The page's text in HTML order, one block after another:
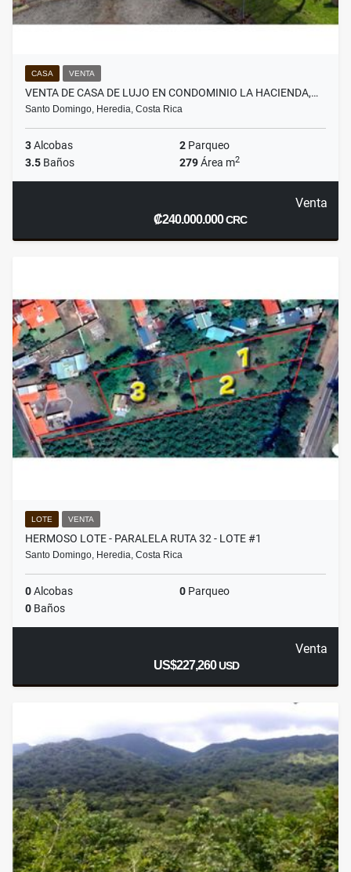
CASA VENTA
VENTA DE CASA DE LUJO EN CONDOMINIO LA HACIENDA,…
Santo Domingo, Heredia, Costa Rica
3Alcobas 2 Parqueo
3.5 Baños 279Área m2
Venta
₡240.000.000CRC
LOTE VENTA
HERMOSO LOTE - PARALELA RUTA 32 - LOTE #1
Santo Domingo, Heredia, Costa Rica
0Alcobas 0 Parqueo
0 Baños
Venta
US$227,260USD